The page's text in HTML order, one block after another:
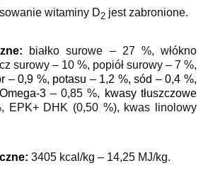
witaminy D2 jest zabronione.
białko surowe – 27 %, włókno
surowy – 10 %, popiół surowy – 7 %,
– 0,9 %, potasu – 1,2 %, sód – 0,4 %,
3 – 0,85 %, kwasy tłuszczowe
EPK+ DHK (0,50 %), kwas linolowy
3405 kcal/kg – 14,25 MJ/kg.